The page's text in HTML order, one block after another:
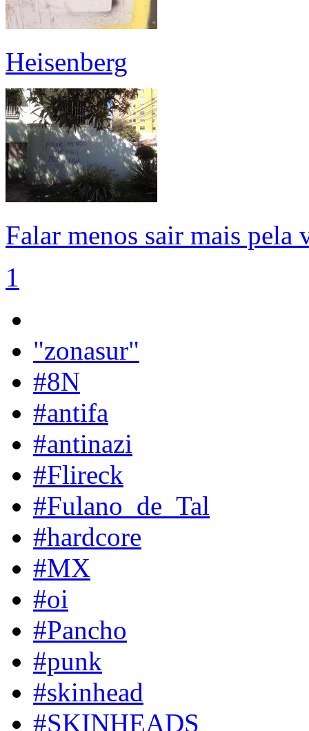
Heisenberg
Falar menos sair mais pela
1
"zonasur"
#8N
#antifa
#antinazi
#Flireck
#Fulano_de_Tal
#hardcore
#MX
#oi
#Pancho
#punk
#skinhead
#SKINHEADS